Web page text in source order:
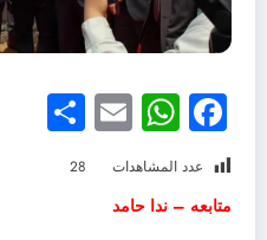
Facebook
WhatsApp
Email
عدد المشاهدات 28
متابعه – ندا حامد